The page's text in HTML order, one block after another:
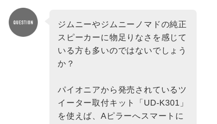
ジムニーやジムニーノマドの純正
スピーカーに物足りなさを感じて
いる方も多いのではないでしょう
か？
パイオニアから発売されているツ
イーター取付キット「UD-K301」
を使えば、Aピラーへスマートに